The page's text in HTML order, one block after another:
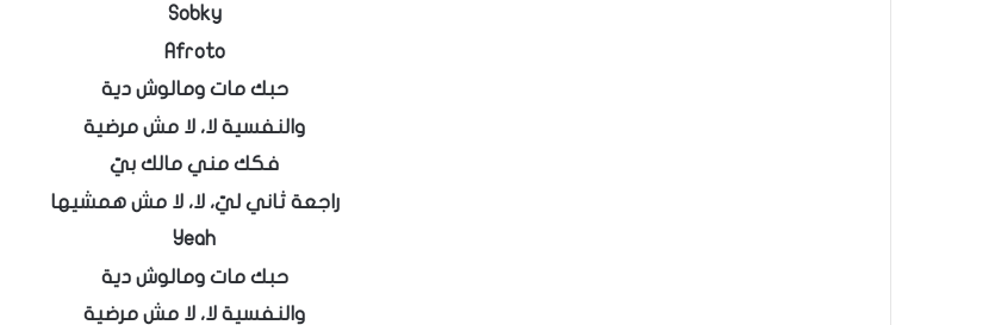
Sobky
Afroto
حبك مات ومالوش دية
والنفسية لا، لا مش مرضية
فكك مني مالك بيّ
راجعة ثاني ليّ، لا، لا مش همشيها
Yeah
حبك مات ومالوش دية
والنفسية لا، لا مش مرضية